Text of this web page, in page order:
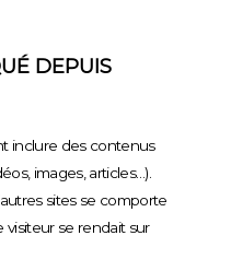
DEPUIS
inclure des contenus
images, articles…).
sites se comporte
visiteur se rendait sur